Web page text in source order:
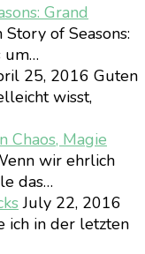
Grand
Story of Seasons:
um…
25, 2016 Guten
wisst,
Chaos, Magie
wir ehrlich
das…
July 22, 2016
ich in der letzten